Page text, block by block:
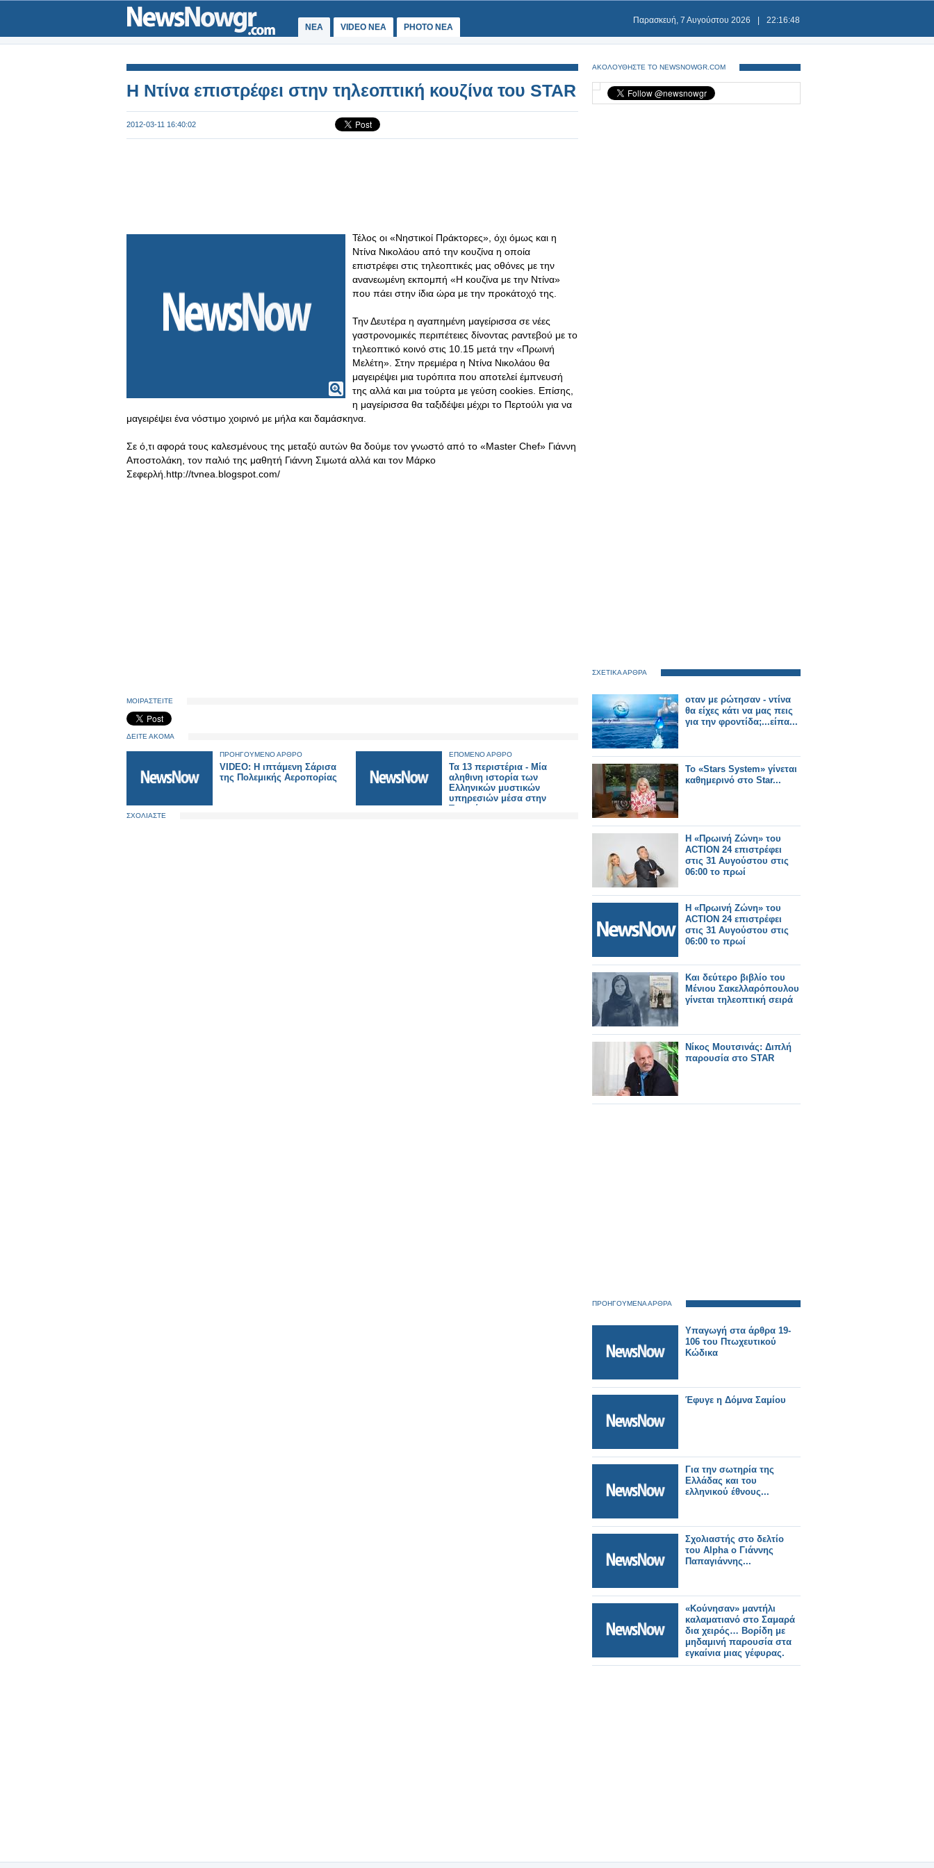
ΝΕΑ VIDEO NEA PHOTO NEA
Παρασκευή, 7 Αυγούστου 2026 22:16:48
Η Ντίνα επιστρέφει στην τηλεοπτική κουζίνα του STAR
2012-03-11 16:40:02
Τέλος οι «Νηστικοί Πράκτορες», όχι όμως και η
Ντίνα Νικολάου από την κουζίνα η οποία
επιστρέφει στις τηλεοπτικές μας οθόνες με την
ανανεωμένη εκπομπή «Η κουζίνα με την Ντίνα»
που πάει στην ίδια ώρα με την προκάτοχό της.
Την Δευτέρα η αγαπημένη μαγείρισσα σε νέες
γαστρονομικές περιπέτειες δίνοντας ραντεβού με το
τηλεοπτικό κοινό στις 10.15 μετά την «Πρωινή
Μελέτη». Στην πρεμιέρα η Ντίνα Νικολάου θα
μαγειρέψει μια τυρόπιτα που αποτελεί έμπνευσή
της αλλά και μια τούρτα με γεύση cookies. Επίσης,
η μαγείρισσα θα ταξιδέψει μέχρι το Περτούλι για να
μαγειρέψει ένα νόστιμο χοιρινό με μήλα και δαμάσκηνα.
Σε ό,τι αφορά τους καλεσμένους της μεταξύ αυτών θα δούμε τον γνωστό από το «Master Chef» Γιάννη
Αποστολάκη, τον παλιό της μαθητή Γιάννη Σιμωτά αλλά και τον Μάρκο
Σεφερλή.http://tvnea.blogspot.com/
ΜΟΙΡΑΣΤΕΙΤΕ
ΔΕΙΤΕ ΑΚΟΜΑ
ΠΡΟΗΓΟΥΜΕΝΟ ΑΡΘΡΟ
VIDEO: Η ιπτάμενη Σάρισα
της Πολεμικής Αεροπορίας
ΕΠΟΜΕΝΟ ΑΡΘΡΟ
Τα 13 περιστέρια - Μία
αληθινη ιστορία των
Ελληνικών μυστικών
υπηρεσιών μέσα στην
Τουρκία
ΣΧΟΛΙΑΣΤΕ
ΑΚΟΛΟΥΘΗΣΤΕ ΤΟ NEWSNOWGR.COM
ΣΧΕΤΙΚΑ ΑΡΘΡΑ
οταν με ρώτησαν - ντίνα
θα είχες κάτι να μας πεις
για την φροντίδα;...είπα...
Το «Stars System» γίνεται
καθημερινό στο Star...
Η «Πρωινή Ζώνη» του
ACTION 24 επιστρέφει
στις 31 Αυγούστου στις
06:00 το πρωί
Η «Πρωινή Ζώνη» του
ACTION 24 επιστρέφει
στις 31 Αυγούστου στις
06:00 το πρωί
Και δεύτερο βιβλίο του
Μένιου Σακελλαρόπουλου
γίνεται τηλεοπτική σειρά
Νίκος Μουτσινάς: Διπλή
παρουσία στο STAR
ΠΡΟΗΓΟΥΜΕΝΑ ΑΡΘΡΑ
Υπαγωγή στα άρθρα 19-
106 του Πτωχευτικού
Κώδικα
Έφυγε η Δόμνα Σαμίου
Για την σωτηρία της
Ελλάδας και του
ελληνικού έθνους...
Σχολιαστής στο δελτίο
του Alpha ο Γιάννης
Παπαγιάννης...
«Κούνησαν» μαντήλι
καλαματιανό στο Σαμαρά
δια χειρός… Βορίδη με
μηδαμινή παρουσία στα
εγκαίνια μιας γέφυρας.